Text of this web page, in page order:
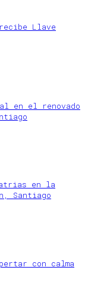
Llave
en el renovado
en la
Santiago
con calma